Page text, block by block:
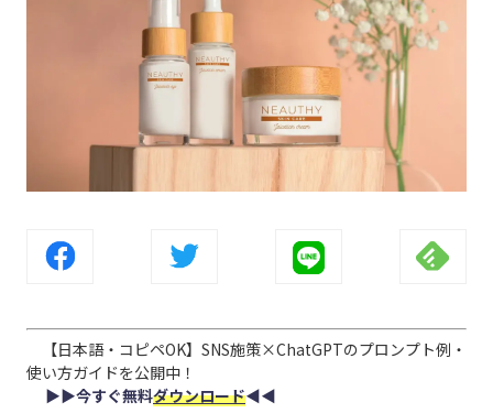
【日本語・コピペOK】SNS施策×ChatGPTのプロンプト例・
使い方ガイドを公開中！
▶︎▶︎今すぐ無料ダウンロード◀︎◀︎